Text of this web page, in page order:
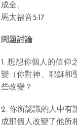
成全。
馬太福音5:17
問題討論
1. 想想你個人的信仰
變（你對神、耶穌和
些改變？
2. 你所認識的人中有
成那個人改變了他所